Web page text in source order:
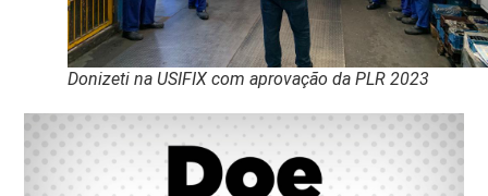
Donizeti na USIFIX com aprovação da PLR 2023